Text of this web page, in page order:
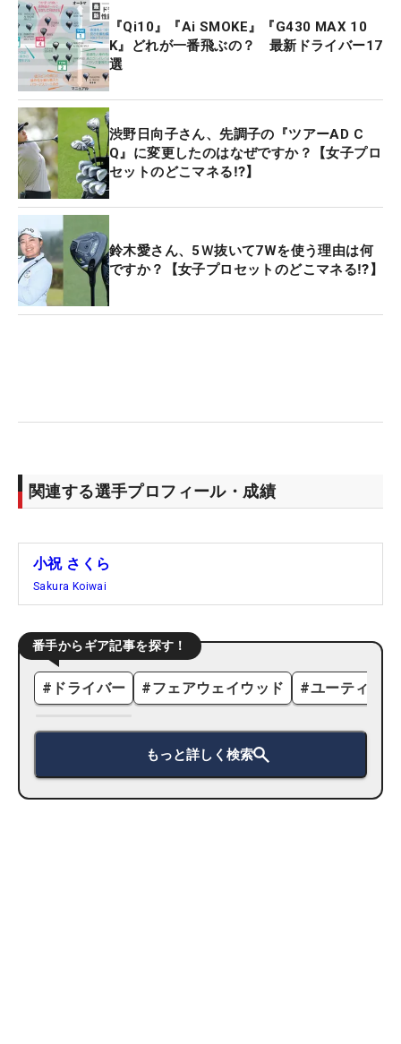
『Qi10』『Ai SMOKE』『G430 MAX 10
K』どれが一番飛ぶの？ 最新ドライバー17
選
渋野日向子さん、先調子の『ツアーAD C
Q』に変更したのはなぜですか？【女子プロ
セットのどこマネる⁉】
鈴木愛さん、5Ｗ抜いて7Wを使う理由は何
ですか？【女子プロセットのどこマネる⁉】
関連する選手プロフィール・成績
小祝 さくら
Sakura Koiwai
番手からギア記事を探す！
# ドライバー #フェアウェイウッド #ユーティリ
もっと詳しく検索